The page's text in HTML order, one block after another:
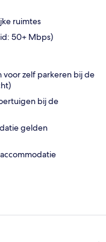
ruimtes
50+ Mbps)
zelf parkeren bij de
bij de
gelden